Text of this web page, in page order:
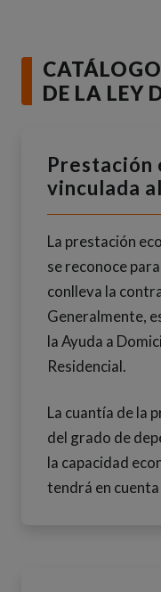
DE LA LEY
Prestación
vinculada
La prestación
se reconoce
conlleva la
Generalmente,
la Ayuda a
Residencial.
La cuantía de la
del grado de
la capacidad
tendrá en